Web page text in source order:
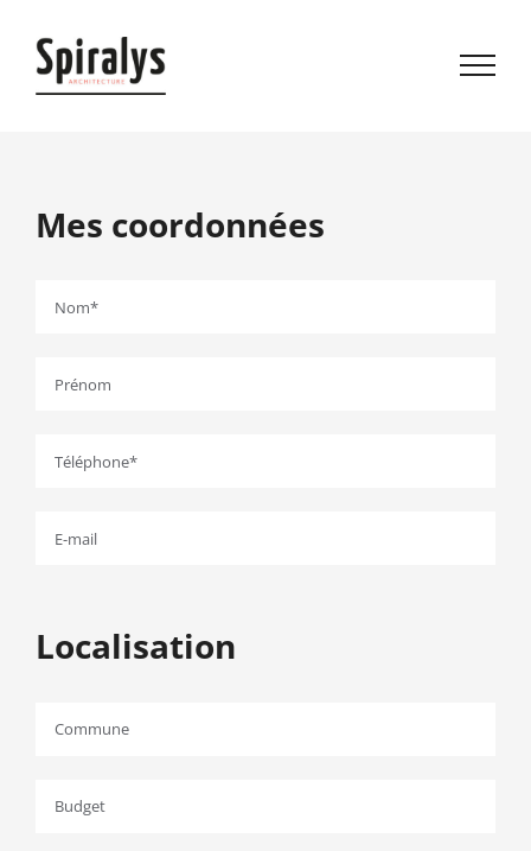
Mes coordonnées
Localisation